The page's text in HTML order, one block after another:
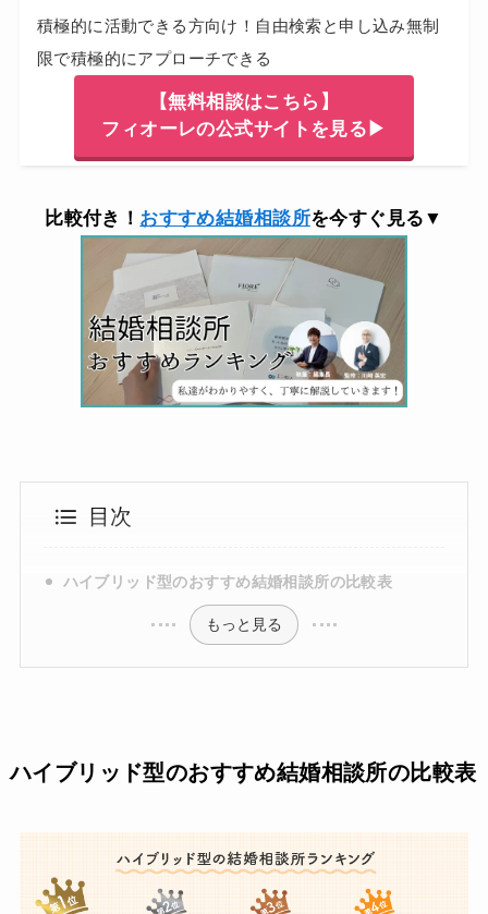
積極的に活動できる方向け！自由検索と申し込み無制
限で積極的にアプローチできる
【無料相談はこちら】
フィオーレの公式サイトを見る▶
比較付き！ おすすめ結婚相談所を今すぐ見る▼
目次
ハイブリッド型のおすすめ結婚相談所の比較表
もっと見る
ハイブリッド型のおすすめ結婚相談所の比較表